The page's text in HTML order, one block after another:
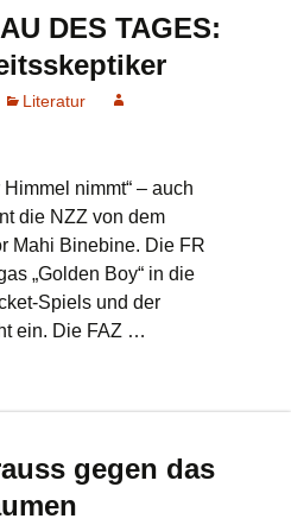
DES TAGES:
Literatur
nimmt“ – auch
die NZZ von dem
Mahi Binebine. Die FR
„Golden Boy“ in die
Spiels und der
ein. Die FAZ …
gegen das